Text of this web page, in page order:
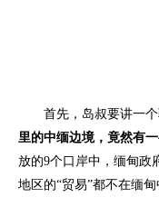
首先，岛叔要讲一个
里的中缅边境，竟然有
放的9个口岸中，缅甸政
地区的“贸易”都不在缅甸